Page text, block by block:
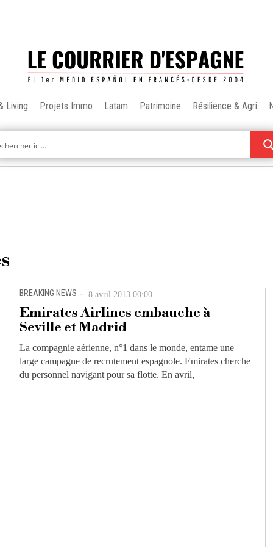
Living Projets Immo Latam Patrimoine Résilience & Agri
BREAKING NEWS 8 avril 2013 00:00
Emirates Airlines embauche à
Seville et Madrid
La compagnie aérienne, n°1 dans le monde, entame une
large campagne de recrutement espagnole. Emirates cherche
du personnel navigant pour sa flotte. En avril,